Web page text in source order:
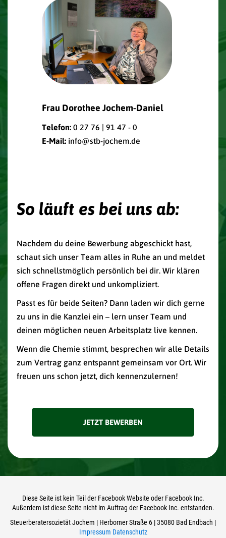
Frau Dorothee Jochem-Daniel
Telefon: 0 27 76 | 91 47 - 0
E-Mail: info@stb-jochem.de
So läuft es bei uns ab:
Nachdem du deine Bewerbung abgeschickt hast,
schaut sich unser Team alles in Ruhe an und meldet
sich schnellstmöglich persönlich bei dir. Wir klären
offene Fragen direkt und unkompliziert.
Passt es für beide Seiten? Dann laden wir dich gerne
zu uns in die Kanzlei ein – lern unser Team und
deinen möglichen neuen Arbeitsplatz live kennen.
Wenn die Chemie stimmt, besprechen wir alle Details
zum Vertrag ganz entspannt gemeinsam vor Ort. Wir
freuen uns schon jetzt, dich kennenzulernen!
JETZT BEWERBEN
Diese Seite ist kein Teil der Facebook Website oder Facebook Inc.
Außerdem ist diese Seite nicht im Auftrag der Facebook Inc. entstanden.
Steuerberatersozietät Jochem | Herborner Straße 6 | 35080 Bad Endbach |
Impressum Datenschutz